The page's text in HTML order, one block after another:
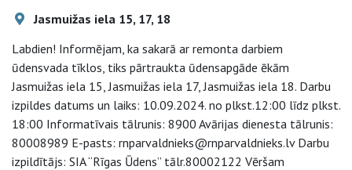
Jasmuižas iela 15, 17, 18
Labdien! Informējam, ka sakarā ar remonta darbiem
ūdensvada tīklos, tiks pārtraukta ūdensapgāde ēkām
Jasmuižas iela 15, Jasmuižas iela 17, Jasmuižas iela 18. Darbu
izpildes datums un laiks: 10.09.2024. no plkst.12:00 līdz plkst.
18:00 Informatīvais tālrunis: 8900 Avārijas dienesta tālrunis:
80008989 E-pasts: rnparvaldnieks@rnparvaldnieks.lv Darbu
izpildītājs: SIA “Rīgas Ūdens” tālr.80002122 Vēršam